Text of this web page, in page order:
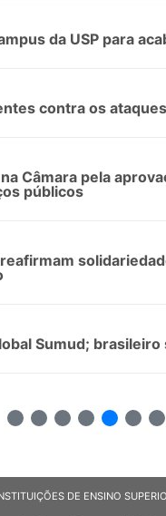
da USP para
contra os
Câmara pela
públicos
Sumud;
DE ENSINO